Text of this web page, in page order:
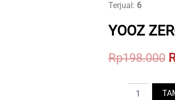
Terjual: 6
YOOZ
Rp198.000